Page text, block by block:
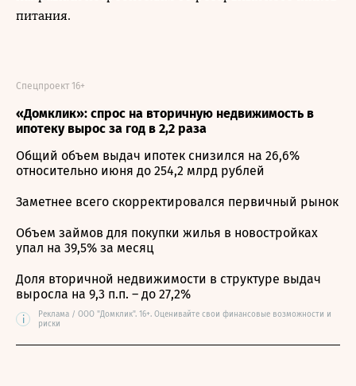
питания.
«Домклик»: спрос на вторичную недвижимость в
ипотеку вырос за год в 2,2 раза
Спецпроект 16+
Общий объем выдач ипотек снизился на 26,6%
относительно июня до 254,2 млрд рублей
Заметнее всего скорректировался первичный рынок
Объем займов для покупки жилья в новостройках
упал на 39,5% за месяц
Доля вторичной недвижимости в структуре выдач
выросла на 9,3 п.п. – до 27,2%
i
Реклама / ООО "Домклик". 16+. Оценивайте свои финансовые возможности и
риски